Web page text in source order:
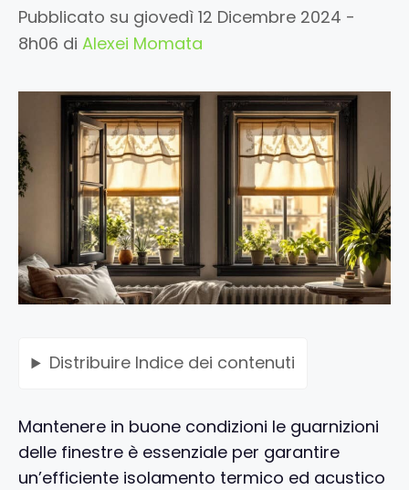
Pubblicato su giovedì 12 Dicembre 2024 -
8h06 di Alexei Momata
Distribuire Indice dei contenuti
Mantenere in buone condizioni le guarnizioni
delle finestre è essenziale per garantire
un’efficiente isolamento termico ed acustico